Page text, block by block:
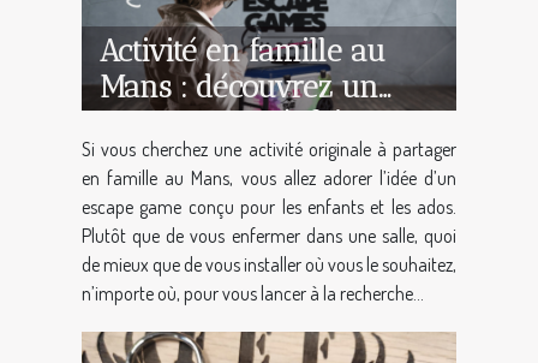
Activité en famille au
Mans : découvrez un
escape game à faire
n’importe où avec des
enfants et ados à partir
de 7 ans !
Si vous cherchez une activité originale à partager
en famille au Mans, vous allez adorer l’idée d’un
escape game conçu pour les enfants et les ados.
Plutôt que de vous enfermer dans une salle, quoi
de mieux que de vous installer où vous le souhaitez,
n’importe où, pour vous lancer à la recherche...